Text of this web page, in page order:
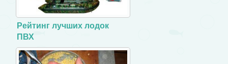
Рейтинг лучших лодок
ПВХ